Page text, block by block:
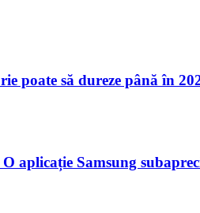
poate să dureze până în
aplicație Samsung